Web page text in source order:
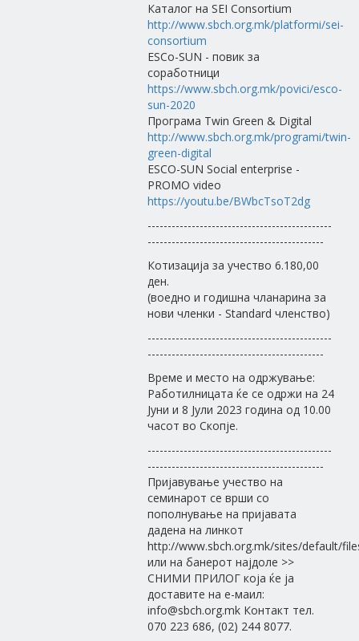
Каталог на SEI Consortium
http://www.sbch.org.mk/platformi/sei-
consortium
ESCo-SUN - повик за
соработници
https://www.sbch.org.mk/povici/esco-
sun-2020
Програма Twin Green & Digital
http://www.sbch.org.mk/programi/twin-
green-digital
ESCO-SUN Social enterprise -
PROMO video
https://youtu.be/BWbcTsoT2dg
----------------------------------------------
--------------------------------------------
Котизација за учество 6.180,00
ден.
(воедно и годишна чланарина за
нови членки - Standard членство)
----------------------------------------------
--------------------------------------------
Време и место на одржување:
Работилницата ќе се одржи на 24
Јуни и 8 Јули 2023 година од 10.00
часот во Скопје.
----------------------------------------------
--------------------------------------------
Пријавување учество на
семинарот се врши со
пополнување на пријавата
дадена на линкот
http://www.sbch.org.mk/sites/default/
или на банерот најдоле >>
СНИМИ ПРИЛОГ која ќе ја
доставите на е-маил:
info@sbch.org.mk Контакт тел.
070 223 686, (02) 244 8077.